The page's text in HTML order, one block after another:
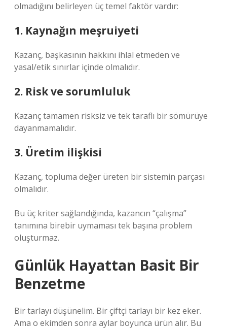
olmadığını belirleyen üç temel faktör vardır:
1. Kaynağın meşruiyeti
Kazanç, başkasının hakkını ihlal etmeden ve
yasal/etik sınırlar içinde olmalıdır.
2. Risk ve sorumluluk
Kazanç tamamen risksiz ve tek taraflı bir sömürüye
dayanmamalıdır.
3. Üretim ilişkisi
Kazanç, topluma değer üreten bir sistemin parçası
olmalıdır.
Bu üç kriter sağlandığında, kazancın “çalışma”
tanımına birebir uymaması tek başına problem
oluşturmaz.
Günlük Hayattan Basit Bir
Benzetme
Bir tarlayı düşünelim. Bir çiftçi tarlayı bir kez eker.
Ama o ekimden sonra aylar boyunca ürün alır. Bu